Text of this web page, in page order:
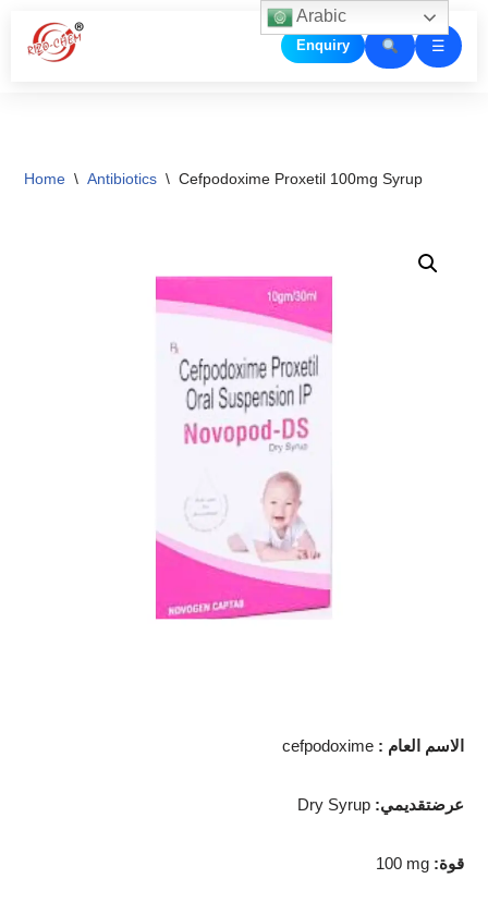
Skip
Enquiry ☰
Home \ Antibiotics \ Cefpodoxime Proxetil 100mg Syrup
cefpodoxime : الاسم العام
Dry Syrup :عرضتقديمي
100 mg :قوة
Arabic